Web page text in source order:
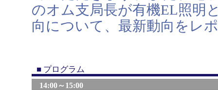
のオム支局長が有機EL照明
向について、最新動向をレ
■ プログラム
14:00～15:00